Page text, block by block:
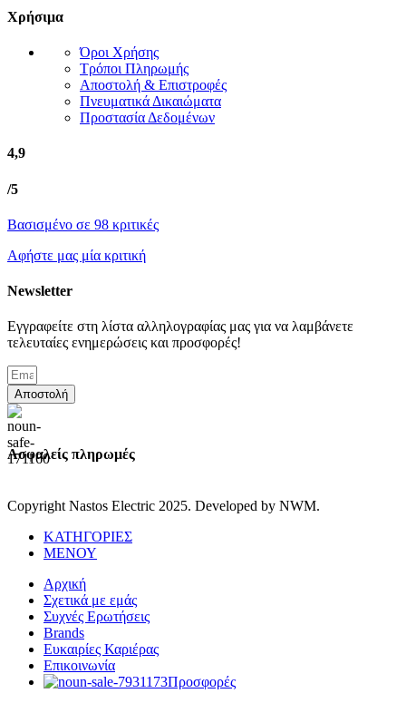
Χρήσιμα
Όροι Χρήσης
Τρόποι Πληρωμής
Αποστολή & Επιστροφές
Πνευματικά Δικαιώματα
Προστασία Δεδομένων
4,9
/5
Βασισμένο σε 98 κριτικές
Αφήστε μας μία κριτική
Newsletter
Εγγραφείτε στη λίστα αλληλογραφίας μας για να λαμβάνετε
τελευταίες ενημερώσεις και προσφορές!
Αποστολή
Ασφαλείς πληρωμές
Copyright Nastos Electric 2025. Developed by NWM.
ΚΑΤΗΓΟΡΙΕΣ
ΜΕΝΟΥ
Αρχική
Σχετικά με εμάς
Συχνές Ερωτήσεις
Brands
Ευκαιρίες Καριέρας
Επικοινωνία
Προσφορές